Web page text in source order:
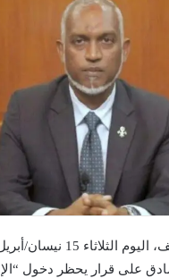
على قرار يحظر دخول